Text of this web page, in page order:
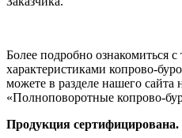
Более подробно ознакомиться
характеристиками копрово-
можете в разделе нашего сайта
«Полноповоротные копрово-
Продукция сертифицирована.